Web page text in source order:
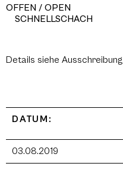
OFFEN / OPEN
SCHNELLSCHACH
Details siehe Ausschreibung
DATUM:
03.08.2019